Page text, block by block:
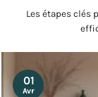
Les étapes clés
01
Avr